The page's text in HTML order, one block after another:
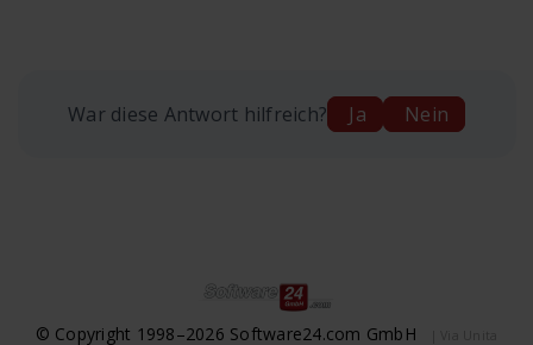
War diese Antwort hilfreich? Ja Nein
© Copyright 1998–2026 Software24.com GmbH